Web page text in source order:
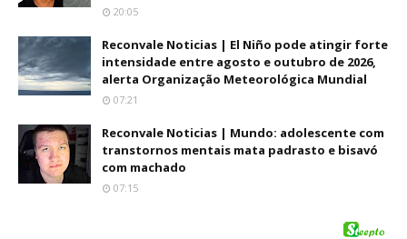
20:05
Reconvale Noticias | El Niño pode atingir forte
intensidade entre agosto e outubro de 2026,
alerta Organização Meteorológica Mundial
07:21
Reconvale Noticias | Mundo: adolescente com
transtornos mentais mata padrasto e bisavó
com machado
07:15